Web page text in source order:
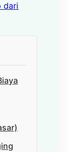
dari